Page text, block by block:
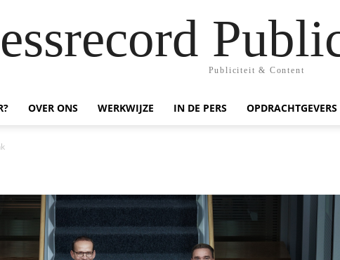
Publiciteit & Content
OVER ONS WERKWIJZE IN DE PERS OPDRACHTGEVERS